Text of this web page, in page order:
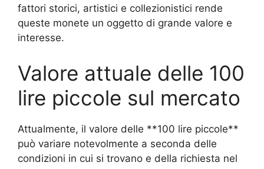
fattori storici, artistici e collezionistici rende
queste monete un oggetto di grande valore e
interesse.
Valore attuale delle 100
lire piccole sul mercato
Attualmente, il valore delle **100 lire piccole**
può variare notevolmente a seconda delle
condizioni in cui si trovano e della richiesta nel